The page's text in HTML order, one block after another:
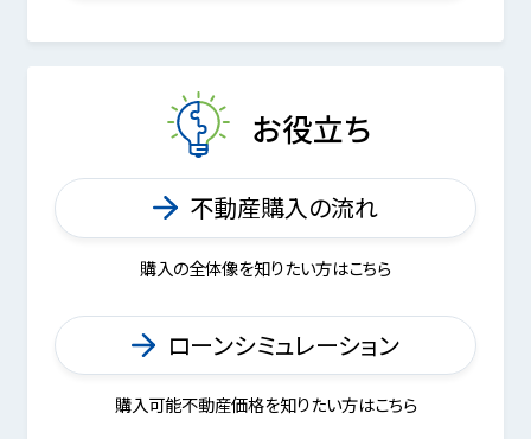
お役立ち
不動産購入の流れ
購入の全体像を知りたい方はこちら
ローンシミュレーション
購入可能不動産価格を知りたい方はこちら